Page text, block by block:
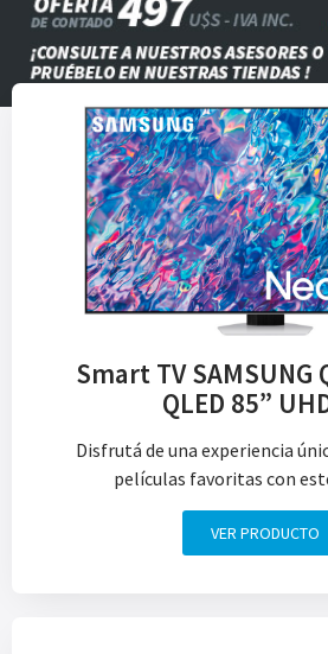
Smart TV SAMSUNG
QLED 85”
Disfrutá de una experiencia
películas favoritas con
VER PRODUCTO